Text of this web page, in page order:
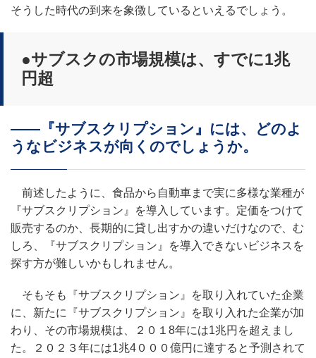
そうした時代の到来を象徴しているといえるでしょう。
●サブスクの市場規模は、すでに1兆
円超
――『サブスクリプション』には、どのよ
うなビジネスが向くのでしょうか。
前述したように、食品から自動車まで実に多様な業種が
『サブスクリプション』を導入しています。定価をつけて
販売するのか、長期的に貸し出すかの違いだけなので、む
しろ、『サブスクリプション』を導入できないビジネスを
探す方が難しいかもしれません。
そもそも『サブスクリプション』を取り入れていた企業
に、新たに『サブスクリプション』を取り入れた企業が加
わり、その市場規模は、２０１8年には1兆円を超えまし
た。２０２３年には1兆4０００億円に達すると予測されて